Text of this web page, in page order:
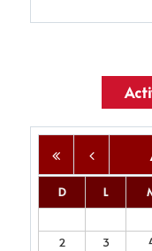
D L
2
3